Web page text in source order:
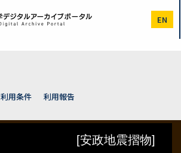
EN
利用条件 利用報告